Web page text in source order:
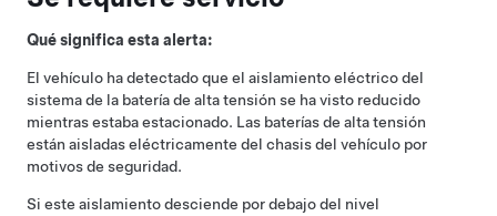
Qué significa esta alerta:
El vehículo ha detectado que el aislamiento eléctrico del
sistema de la batería de alta tensión se ha visto reducido
mientras estaba estacionado. Las baterías de alta tensión
están aisladas eléctricamente del chasis del vehículo por
motivos de seguridad.
Si este aislamiento desciende por debajo del nivel